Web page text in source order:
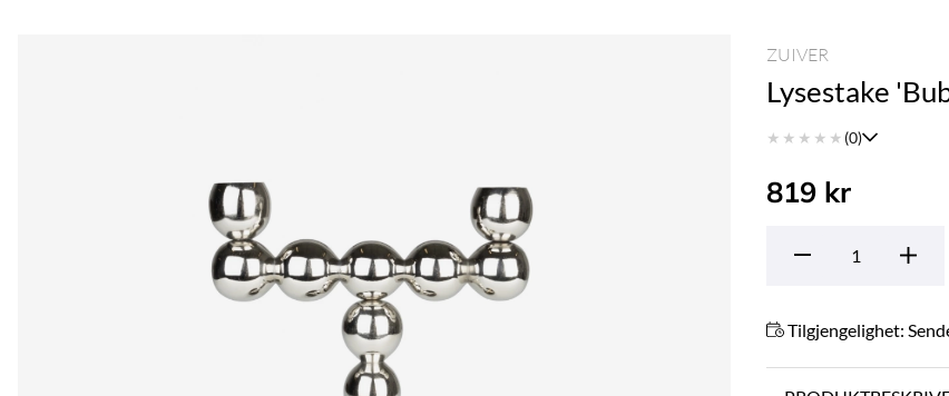
ZUIVER
Lysestake
★ ★ ★ ★ ★ (0)
819 kr
Tilgjengelighet: